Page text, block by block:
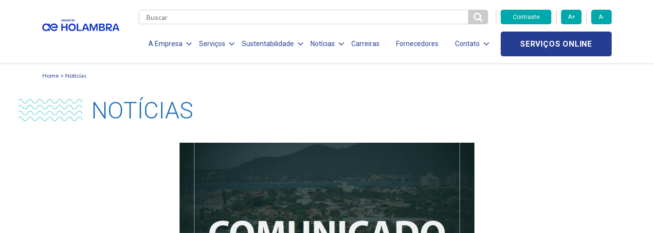
Contraste A+ A-
A Empresa Serviços Sustentabilidade Notícias Carreiras Fornecedores Contato SERVIÇOS ONLINE
Home Notícias
NOTÍCIAS